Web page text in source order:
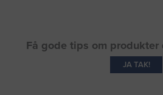
Få gode tips om
JA TAK!